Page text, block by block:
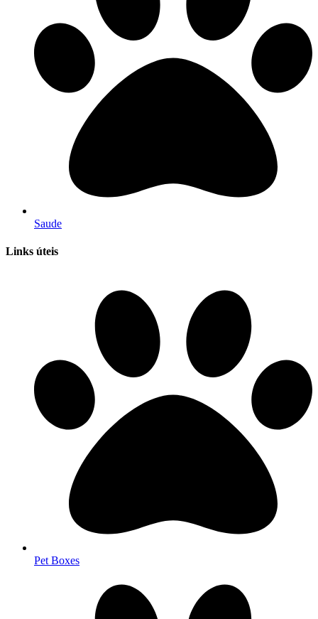
Saude
Links úteis
Pet Boxes